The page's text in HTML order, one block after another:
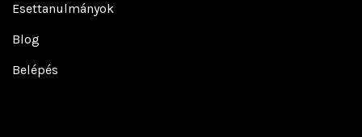
Esettanulmányok
Blog
Belépés